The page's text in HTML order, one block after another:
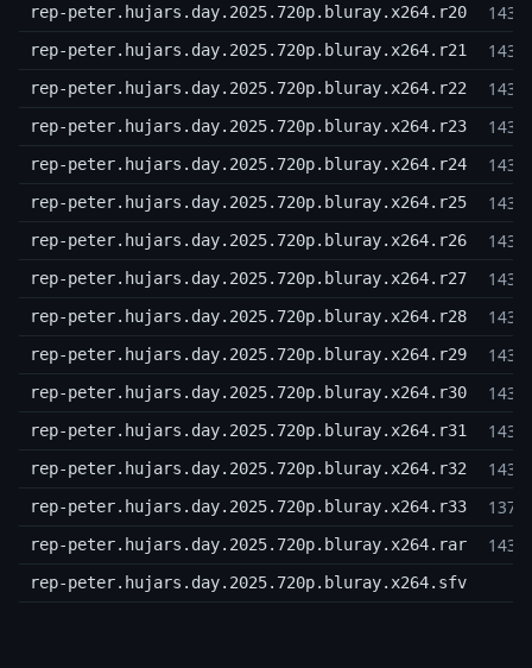
rep-peter.hujars.day.2025.720p.bluray.x264.r20
rep-peter.hujars.day.2025.720p.bluray.x264.r21
rep-peter.hujars.day.2025.720p.bluray.x264.r22
rep-peter.hujars.day.2025.720p.bluray.x264.r23
rep-peter.hujars.day.2025.720p.bluray.x264.r24
rep-peter.hujars.day.2025.720p.bluray.x264.r25
rep-peter.hujars.day.2025.720p.bluray.x264.r26
rep-peter.hujars.day.2025.720p.bluray.x264.r27
rep-peter.hujars.day.2025.720p.bluray.x264.r28
rep-peter.hujars.day.2025.720p.bluray.x264.r29
rep-peter.hujars.day.2025.720p.bluray.x264.r30
rep-peter.hujars.day.2025.720p.bluray.x264.r31
rep-peter.hujars.day.2025.720p.bluray.x264.r32
rep-peter.hujars.day.2025.720p.bluray.x264.r33
rep-peter.hujars.day.2025.720p.bluray.x264.rar
rep-peter.hujars.day.2025.720p.bluray.x264.sfv